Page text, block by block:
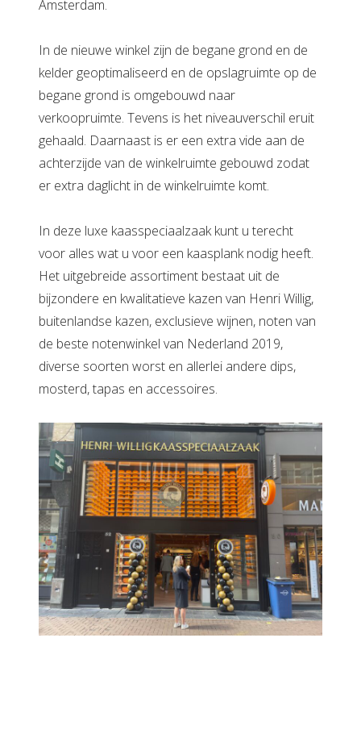
Amsterdam.
In de nieuwe winkel zijn de begane grond en de
kelder geoptimaliseerd en de opslagruimte op de
begane grond is omgebouwd naar
verkoopruimte. Tevens is het niveauverschil eruit
gehaald. Daarnaast is er een extra vide aan de
achterzijde van de winkelruimte gebouwd zodat
er extra daglicht in de winkelruimte komt.
In deze luxe kaasspeciaalzaak kunt u terecht
voor alles wat u voor een kaasplank nodig heeft.
Het uitgebreide assortiment bestaat uit de
bijzondere en kwalitatieve kazen van Henri Willig,
buitenlandse kazen, exclusieve wijnen, noten van
de beste notenwinkel van Nederland 2019,
diverse soorten worst en allerlei andere dips,
mosterd, tapas en accessoires.